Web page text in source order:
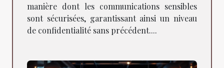
manière dont les communications sensibles
sont sécurisées, garantissant ainsi un niveau
de confidentialité sans précédent....